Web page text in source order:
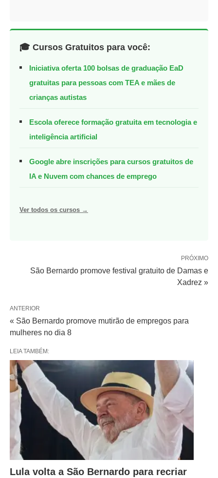
🎓 Cursos Gratuitos para você:
Iniciativa oferta 100 bolsas de graduação EaD
gratuitas para pessoas com TEA e mães de
crianças autistas
Escola oferece formação gratuita em tecnologia e
inteligência artificial
Google abre inscrições para cursos gratuitos de
IA e Nuvem com chances de emprego
Ver todos os cursos →
PRÓXIMO
São Bernardo promove festival gratuito de Damas e
Xadrez »
ANTERIOR
« São Bernardo promove mutirão de empregos para
mulheres no dia 8
LEIA TAMBÉM:
Lula volta a São Bernardo para recriar